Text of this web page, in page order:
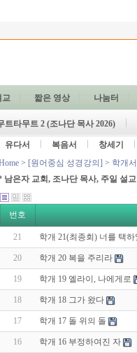
교 짧은 영상 나눔터
트타무트 2 (조나단 목사 2026)
유다서 복음서 창세기
> [원어중심 성경강의] > 학개
남은자 교회, 조나단 목사, 주일 설교
번호
21 학개 21(최종회) 너를 택
20 학개 20 복을 주리라
19 학개 19 엘라이, 나에게로
18 학개 18 그가 왔다
17 학개 17 돌 위의 돌
16 학개 16 부정하여진 자